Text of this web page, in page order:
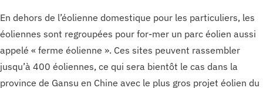
En dehors de l’éolienne domestique pour les particuliers, les
éoliennes sont regroupées pour for-mer un parc éolien aussi
appelé « ferme éolienne ». Ces sites peuvent rassembler
jusqu’à 400 éoliennes, ce qui sera bientôt le cas dans la
province de Gansu en Chine avec le plus gros projet éolien du